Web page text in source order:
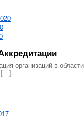
организаций в области
[…]